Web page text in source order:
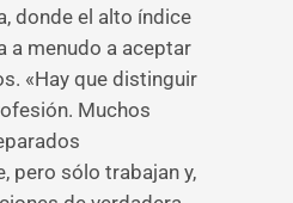
donde el alto índice
a menudo a aceptar
«Hay que distinguir
Muchos
pero sólo trabajan y,